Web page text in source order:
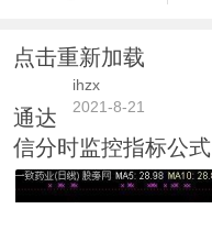
点击重新加载
ihzx
2021-8-21
通达
信分时监控指标公式